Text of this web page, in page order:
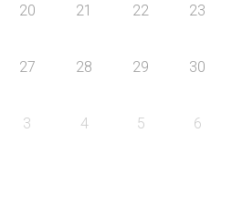
20 21 22 23
27 28 29 30
3 4 5 6